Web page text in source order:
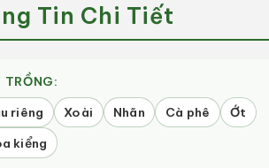
60-
10
1kg)
-
Kích
Ra
Hoa,
Tin Chi Tiết
TRỒNG:
riêng
Xoài Nhãn Cà phê
Ớt
kiểng